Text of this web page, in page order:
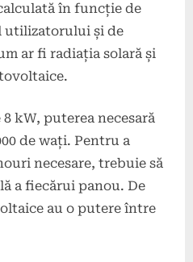
în funcție de
utilizatorului și de
ar fi radiația solară și
kW, puterea necesară
de wați. Pentru a
necesare, trebuie să
a fiecărui panou. De
au o putere între